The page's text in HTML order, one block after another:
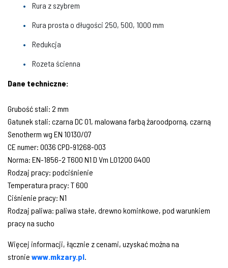
Rura z szybrem
Rura prosta o długości 250, 500, 1000 mm
Redukcja
Rozeta ścienna
Dane techniczne:
Grubość stali: 2 mm
Gatunek stali: czarna DC 01, malowana farbą żaroodporną, czarną
Senotherm wg EN 10130/07
CE numer: 0036 CPD-91268-003
Norma: EN-1856-2 T600 N1 D Vm L01200 G400
Rodzaj pracy: podciśnienie
Temperatura pracy: T 600
Ciśnienie pracy: N1
Rodzaj paliwa: paliwa stałe, drewno kominkowe, pod warunkiem
pracy na sucho
Więcej informacji, łącznie z cenami, uzyskać można na
stronie www.mkzary.pl.